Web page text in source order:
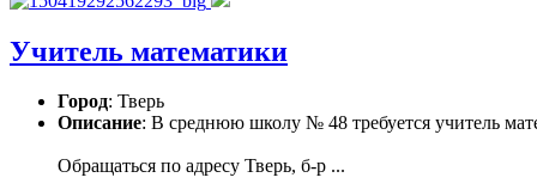
Учитель математики
Город: Тверь
Описание: В среднюю школу № 48 требуется учитель
Обращаться по адресу Тверь, б-р ...